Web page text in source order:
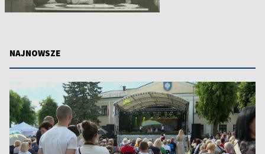
NAJNOWSZE